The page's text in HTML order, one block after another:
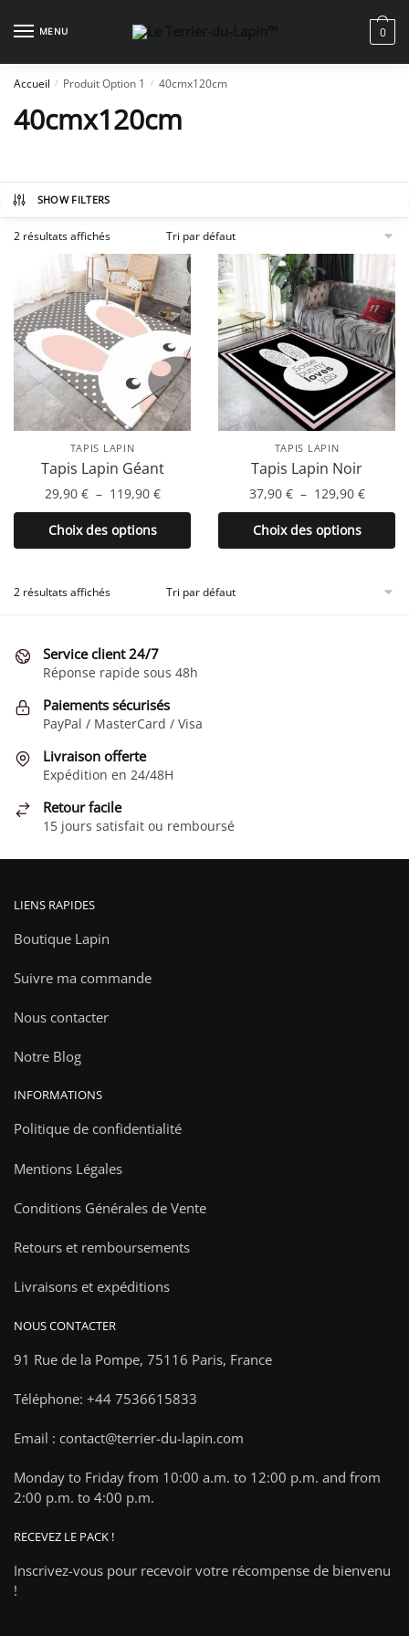
MENU 0
Accueil / Produit Option 1 / 40cmx120cm
40cmx120cm
SHOW FILTERS
2 résultats affichés
TAPIS LAPIN
Tapis Lapin Géant
29,90 € – 119,90 €Plage
de
29,90 €
119,90 €
Choix des options
Ce
produit
plusieurs
options
peuvent
être
choisies
la
du
produit
TAPIS LAPIN
Tapis Lapin Noir
37,90 € – 129,90 €Plage
de
37,90 €
129,90
Choix des options
Ce
produit
2 résultats affichés
Service client 24/7
Réponse rapide sous 48h
Paiements sécurisés
PayPal / MasterCard / Visa
Livraison offerte
Expédition en 24/48H
Retour facile
15 jours satisfait ou remboursé
LIENS RAPIDES
Boutique Lapin
Suivre ma commande
Nous contacter
Notre Blog
INFORMATIONS
Politique de confidentialité
Mentions Légales
Conditions Générales de Vente
Retours et remboursements
Livraisons et expéditions
NOUS CONTACTER
91 Rue de la Pompe, 75116 Paris, France
Téléphone: +44 7536615833
Email : contact@terrier-du-lapin.com
Monday to Friday from 10:00 a.m. to 12:00 p.m. and from
2:00 p.m. to 4:00 p.m.
RECEVEZ LE PACK !
Inscrivez-vous pour recevoir votre récompense de bienvenu
!